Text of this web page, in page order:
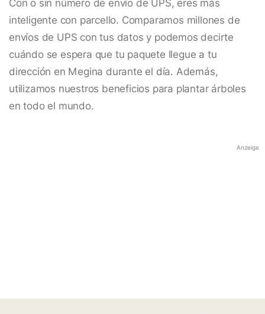
Con o sin número de envío de UPS, eres más
inteligente con parcello. Comparamos millones de
envíos de UPS con tus datos y podemos decirte
cuándo se espera que tu paquete llegue a tu
dirección en Megina durante el día. Además,
utilizamos nuestros beneficios para plantar árboles
en todo el mundo.
Anzeige